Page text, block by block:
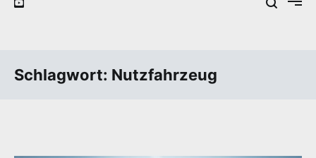
Schlagwort: Nutzfahrzeug